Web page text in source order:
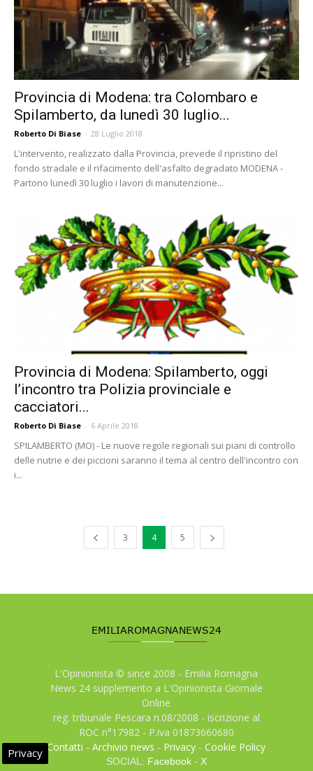
Provincia di Modena: tra Colombaro e
Spilamberto, da lunedì 30 luglio...
Roberto Di Biase - 28 Luglio 2018
L'intervento, realizzato dalla Provincia, prevede il ripristino del
fondo stradale e il rifacimento dell'asfalto degradato MODENA -
Partono lunedì 30 luglio i lavori di manutenzione...
Provincia di Modena: Spilamberto, oggi
l’incontro tra Polizia provinciale e
cacciatori...
Roberto Di Biase - 6 Aprile 2018
SPILAMBERTO (MO) - Le nuove regole regionali sui piani di controllo
delle nutrie e dei piccioni saranno il tema al centro dell'incontro con
i...
3 4 5
L'Opinionista © since 2008 - Emilia Romagna
News 24 supplemento a L'Opinionista Giornale
Online
reg. tribunale Pescara n.08/2008 - iscrizione al
ROC n°17982 - P.iva 01873660680
Contatti -Archivio news - Privacy -Cookie Policy
SOCIAL: Facebook- X
Privacy